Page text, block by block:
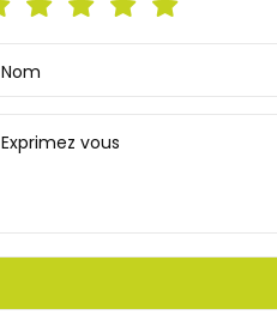
Nom
Exprimez vous